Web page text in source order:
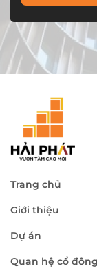
Trang chủ
Giới thiệu
Dự án
Quan hệ cổ đông